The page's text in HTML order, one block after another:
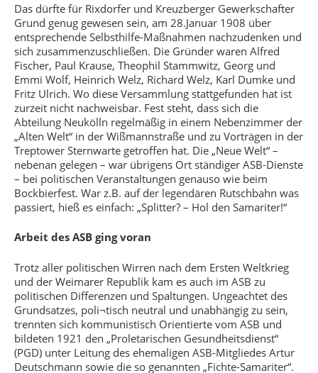
Das dürfte für Rixdorfer und Kreuzberger Gewerkschafter
Grund genug gewesen sein, am 28.Januar 1908 über
entsprechende Selbsthilfe-Maßnahmen nachzudenken und
sich zusammenzuschließen. Die Gründer waren Alfred
Fischer, Paul Krause, Theophil Stammwitz, Georg und
Emmi Wolf, Heinrich Welz, Richard Welz, Karl Dumke und
Fritz Ulrich. Wo diese Versammlung stattgefunden hat ist
zurzeit nicht nachweisbar. Fest steht, dass sich die
Abteilung Neukölln regelmäßig in einem Nebenzimmer der
„Alten Welt“ in der Wißmannstraße und zu Vorträgen in der
Treptower Sternwarte getroffen hat. Die „Neue Welt“ –
nebenan gelegen – war übrigens Ort ständiger ASB-Dienste
– bei politischen Veranstaltungen genauso wie beim
Bockbierfest. War z.B. auf der legendären Rutschbahn was
passiert, hieß es einfach: „Splitter? – Hol den Samariter!“
Arbeit des ASB ging voran
Trotz aller politischen Wirren nach dem Ersten Weltkrieg
und der Weimarer Republik kam es auch im ASB zu
politischen Differenzen und Spaltungen. Ungeachtet des
Grundsatzes, poli¬tisch neutral und unabhängig zu sein,
trennten sich kommunistisch Orientierte vom ASB und
bildeten 1921 den „Proletarischen Gesundheitsdienst“
(PGD) unter Leitung des ehemaligen ASB-Mitgliedes Artur
Deutschmann sowie die so genannten „Fichte-Samariter“.